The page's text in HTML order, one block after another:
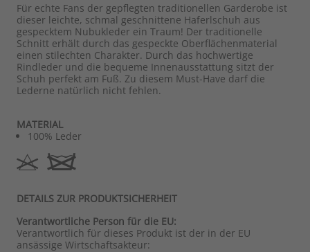
Für echte Fans der gepflegten traditionellen Garderobe ist
dieser leichte, schmal geschnittene Haferlschuh aus
gespecktem Nubukleder ein Traum! Der traditionelle
Schnitt erhält durch das gespeckte Oberflächenmaterial
einen stilechten Charakter. Durch das hochwertige
Rindleder und die bequeme Innenausstattung sitzt der
Schuh perfekt am Fuß. Zu diesem Must-Have darf die
Lederne natürlich nicht fehlen.
MATERIAL
100% Leder
DETAILS ZUR PRODUKTSICHERHEIT
Verantwortliche Person für die EU:
Verantwortlich für dieses Produkt ist der in der EU
ansässige Wirtschaftsakteur: